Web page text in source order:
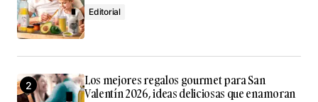
Editorial
Los mejores regalos gourmet para San
Valentín 2026, ideas deliciosas que enamoran